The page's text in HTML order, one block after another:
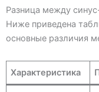
Разница между
Ниже приведена
основные различия
Характеристика